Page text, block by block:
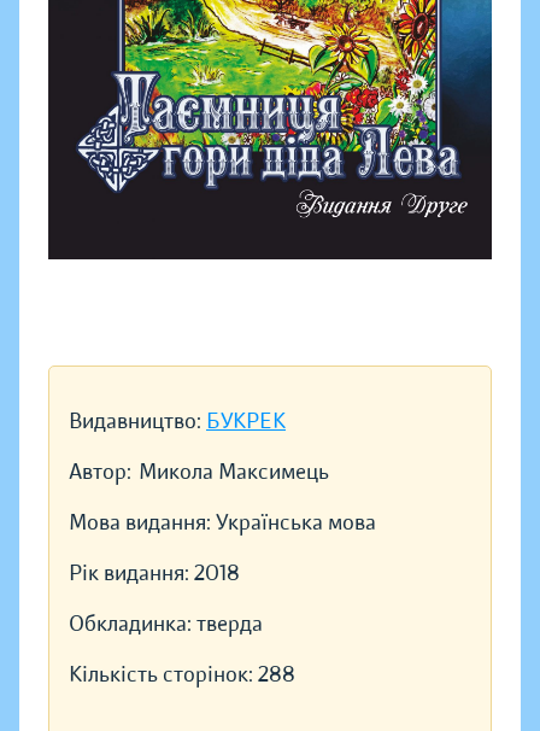
Видавництво: БУКРЕК
Автор: Микола Максимець
Мова видання: Українська мова
Рік видання: 2018
Обкладинка: тверда
Кількість сторінок: 288